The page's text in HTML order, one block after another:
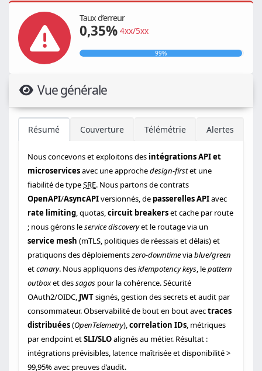
Taux d’erreur
0,35% 4xx/5xx
99%
Vue générale
Résumé Couverture Télémétrie Alertes
Nous concevons et exploitons des intégrations API et
microservicesavec une approchedesign-firstet une
fiabilité de typeSRE. Nous partons de contrats
OpenAPI/AsyncAPIversionnés, de passerelles APIavec
rate limiting, quotas,circuit breakerset cache par route
; nous gérons leservice discoveryet le routage via un
service mesh (mTLS, politiques de réessais et délais) et
pratiquons des déploiementszero-downtimeviablue/green
etcanary. Nous appliquons desidempotency keys, lepattern
outboxet dessagas pour la cohérence. Sécurité
OAuth2/OIDC, JWTsignés, gestion des secrets et audit par
consommateur. Observabilité de bout en bout avectraces
distribuées(OpenTelemetry),correlation IDs, métriques
par endpoint etSLI/SLOalignés au métier. Résultat :
intégrations prévisibles, latence maîtrisée et disponibilité >
99,95% avec preuves d’audit.